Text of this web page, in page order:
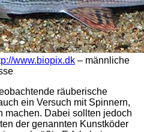
www.biopix.dk – männliche
räuberische
ein Versuch mit Spinnern,
machen. Dabei sollten jedoch
der genannten Kunstköder